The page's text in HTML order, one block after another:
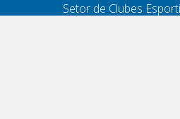
Setor de Clubes